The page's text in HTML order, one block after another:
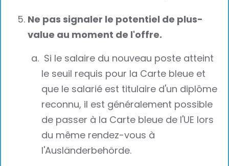
Ne pas signaler le potentiel de plus-
value au moment de l'offre.
Si le salaire du nouveau poste atteint
le seuil requis pour la Carte bleue et
que le salarié est titulaire d'un diplôme
reconnu, il est généralement possible
de passer à la Carte bleue de l'UE lors
du même rendez-vous à
l'Ausländerbehörde.